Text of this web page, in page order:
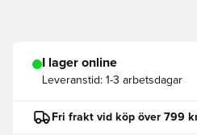
I lager online
Leveranstid: 1-3 arbetsdagar
Fri frakt vid köp över 799